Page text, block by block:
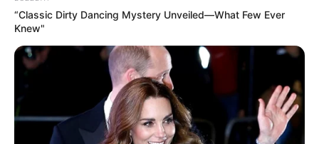
“Classic Dirty Dancing Mystery Unveiled—What Few Ever
Knew"